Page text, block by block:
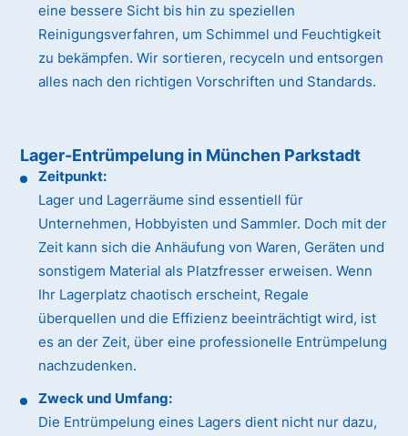
eine bessere Sicht bis hin zu speziellen
Reinigungsverfahren, um Schimmel und Feuchtigkeit
zu bekämpfen. Wir sortieren, recyceln und entsorgen
alles nach den richtigen Vorschriften und Standards.
Lager-Entrümpelung in München Parkstadt
Zeitpunkt:
Lager und Lagerräume sind essentiell für
Unternehmen, Hobbyisten und Sammler. Doch mit der
Zeit kann sich die Anhäufung von Waren, Geräten und
sonstigem Material als Platzfresser erweisen. Wenn
Ihr Lagerplatz chaotisch erscheint, Regale
überquellen und die Effizienz beeinträchtigt wird, ist
es an der Zeit, über eine professionelle Entrümpelung
nachzudenken.
Zweck und Umfang:
Die Entrümpelung eines Lagers dient nicht nur dazu,